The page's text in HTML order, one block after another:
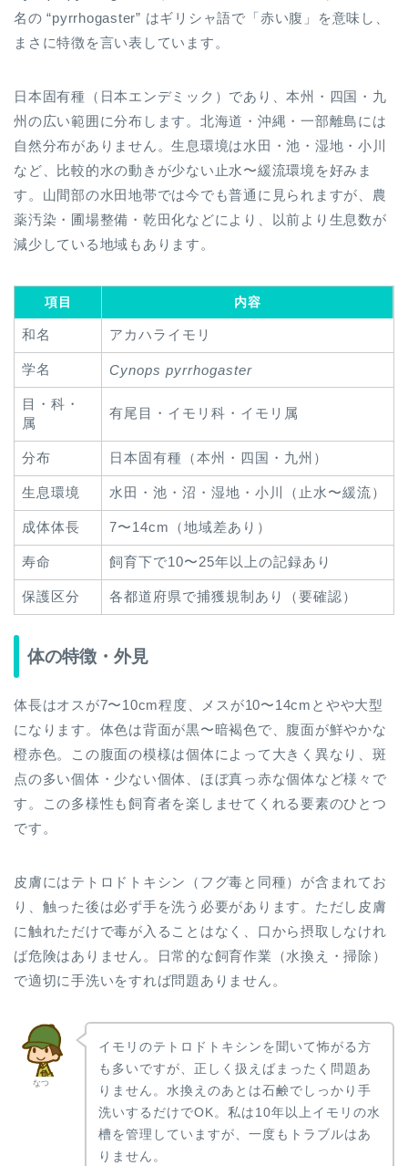
名の “pyrrhogaster” はギリシャ語で「赤い腹」を意味し、
まさに特徴を言い表しています。
日本固有種（日本エンデミック）であり、本州・四国・九
州の広い範囲に分布します。北海道・沖縄・一部離島には
自然分布がありません。生息環境は水田・池・湿地・小川
など、比較的水の動きが少ない止水〜緩流環境を好みま
す。山間部の水田地帯では今でも普通に見られますが、農
薬汚染・圃場整備・乾田化などにより、以前より生息数が
減少している地域もあります。
項目 内容
和名 アカハライモリ
学名 Cynops pyrrhogaster
目・科・
属
有尾目・イモリ科・イモリ属
分布 日本固有種（本州・四国・九州）
生息環境 水田・池・沼・湿地・小川（止水〜緩流）
成体体長 7〜14cm（地域差あり）
寿命 飼育下で10〜25年以上の記録あり
保護区分 各都道府県で捕獲規制あり（要確認）
体の特徴・外見
体長はオスが7〜10cm程度、メスが10〜14cmとやや大型
になります。体色は背面が黒〜暗褐色で、腹面が鮮やかな
橙赤色。この腹面の模様は個体によって大きく異なり、斑
点の多い個体・少ない個体、ほぼ真っ赤な個体など様々で
す。この多様性も飼育者を楽しませてくれる要素のひとつ
です。
皮膚にはテトロドトキシン（フグ毒と同種）が含まれてお
り、触った後は必ず手を洗う必要があります。ただし皮膚
に触れただけで毒が入ることはなく、口から摂取しなけれ
ば危険はありません。日常的な飼育作業（水換え・掃除）
で適切に手洗いをすれば問題ありません。
なつ
イモリのテトロドトキシンを聞いて怖がる方
も多いですが、正しく扱えばまったく問題あ
りません。水換えのあとは石鹸でしっかり手
洗いするだけでOK。私は10年以上イモリの水
槽を管理していますが、一度もトラブルはあ
りません。